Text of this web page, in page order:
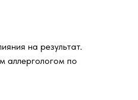
на результат.
аллергологом по